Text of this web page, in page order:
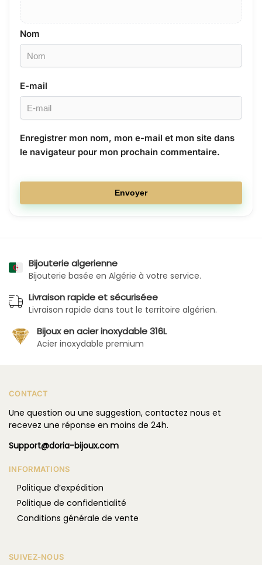
Nom
E-mail
Enregistrer mon nom, mon e-mail et mon site dans
le navigateur pour mon prochain commentaire.
Bijouterie algerienne
Bijouterie basée en Algérie à votre service.
Livraison rapide et sécuriséee
Livraison rapide dans tout le territoire algérien.
Bijoux en acier inoxydable 316L
Acier inoxydable premium
CONTACT
Une question ou une suggestion, contactez nous et
recevez une réponse en moins de 24h.
Support@doria-bijoux.com
INFORMATIONS
Politique d’expédition
Politique de confidentialité
Conditions générale de vente
SUIVEZ-NOUS